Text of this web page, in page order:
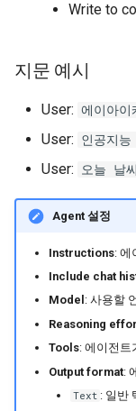
Write to
지문 예시
User: 에이아
User: 인공지
User: 오늘 날
Agent 설정
Instructions: 에
Include chat
Model : 사용할
Reasoning
Tools: 에이전트
Output format:
Text : 일반